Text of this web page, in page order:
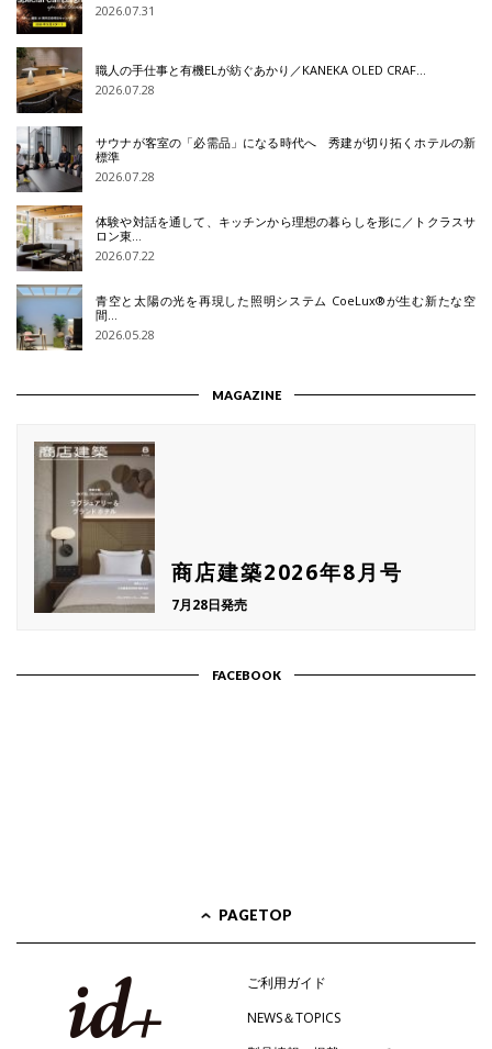
2026.07.31
職人の手仕事と有機ELが紡ぐあかり／KANEKA OLED CRAF…
2026.07.28
サウナが客室の「必需品」になる時代へ 秀建が切り拓くホテルの新
標準
2026.07.28
体験や対話を通して、キッチンから理想の暮らしを形に／トクラスサ
ロン東…
2026.07.22
青空と太陽の光を再現した照明システム CoeLux®が生む新たな空
間…
2026.05.28
MAGAZINE
商店建築2026年8月号
7月28日発売
FACEBOOK
PAGETOP
ご利用ガイド
NEWS＆TOPICS